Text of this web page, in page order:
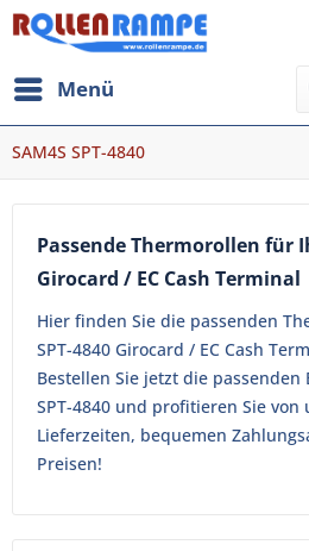
Menü
SAM4S SPT-4840
Passende Thermorollen für
Girocard / EC Cash Terminal
Hier finden Sie die passenden
SPT-4840 Girocard / EC Cash
Bestellen Sie jetzt die passenden
SPT-4840 und profitieren Sie von
Lieferzeiten, bequemen
Preisen!